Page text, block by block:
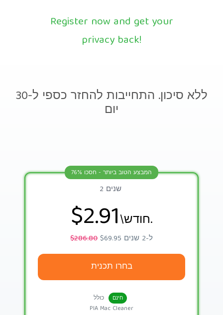
Register now and get your
privacy back!
ללא סיכון. התחייבות להחזר כספי ל-30
יום
המבצע הטוב ביותר - חסכו 76%
2 שנים
$2.91 \חודש.
$286.80 $69.95 ל-2 שנים
בחרו תכנית
חינם
PIA Mac Cleaner